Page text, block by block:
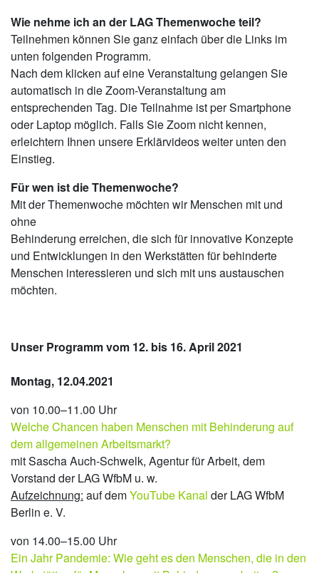
Wie nehme ich an der LAG Themenwoche teil?
Teilnehmen können Sie ganz einfach über die Links im
unten folgenden Programm.
Nach dem klicken auf eine Veranstaltung gelangen Sie
automatisch in die Zoom-Veranstaltung am
entsprechenden Tag. Die Teilnahme ist per Smartphone
oder Laptop möglich. Falls Sie Zoom nicht kennen,
erleichtern Ihnen unsere Erklärvideos weiter unten den
Einstieg.
Für wen ist die Themenwoche?
Mit der Themenwoche möchten wir Menschen mit und
ohne
Behinderung erreichen, die sich für innovative Konzepte
und Entwicklungen in den Werkstätten für behinderte
Menschen interessieren und sich mit uns austauschen
möchten.
Unser Programm vom 12. bis 16. April 2021
Montag, 12.04.2021
von 10.00–11.00 Uhr
Welche Chancen haben Menschen mit Behinderung auf
dem allgemeinen Arbeitsmarkt?
mit Sascha Auch-Schwelk, Agentur für Arbeit, dem
Vorstand der LAG WfbM u. w.
Aufzeichnung: auf demYouTube Kanal der LAG WfbM
Berlin e. V.
von 14.00–15.00 Uhr
Ein Jahr Pandemie: Wie geht es den Menschen, die in den